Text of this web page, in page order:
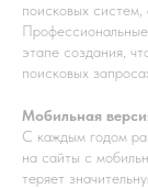
поисковых систем,
этапе создания,
поисковых
Мобильная
С каждым годом
на сайты с
теряет